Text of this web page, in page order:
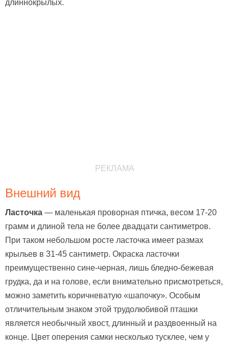
длиннокрылых.
РЕКЛАМА
Внешний вид
Ласточка — маленькая проворная птичка, весом 17-20
грамм и длиной тела не более двадцати сантиметров.
При таком небольшом росте ласточка имеет размах
крыльев в 31-45 сантиметр. Окраска ласточки
преимущественно сине-черная, лишь бледно-бежевая
грудка, да и на голове, если внимательно присмотреться,
можно заметить коричневатую «шапочку». Особым
отличительным знаком этой трудолюбивой пташки
является необычный хвост, длинный и раздвоенный на
конце. Цвет оперения самки несколько тусклее, чем у